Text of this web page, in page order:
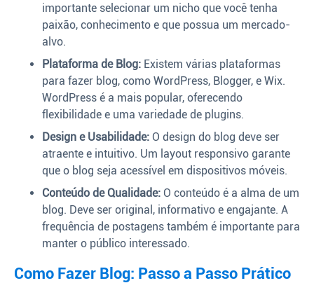
importante selecionar um nicho que você tenha
paixão, conhecimento e que possua um mercado-
alvo.
Plataforma de Blog: Existem várias plataformas
para fazer blog, como WordPress, Blogger, e Wix.
WordPress é a mais popular, oferecendo
flexibilidade e uma variedade de plugins.
Design e Usabilidade: O design do blog deve ser
atraente e intuitivo. Um layout responsivo garante
que o blog seja acessível em dispositivos móveis.
Conteúdo de Qualidade: O conteúdo é a alma de um
blog. Deve ser original, informativo e engajante. A
frequência de postagens também é importante para
manter o público interessado.
Como Fazer Blog: Passo a Passo Prático